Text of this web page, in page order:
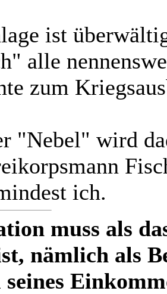
ist
alle
zum
"Nebel" wird
ich.
muss als
nämlich als
seines